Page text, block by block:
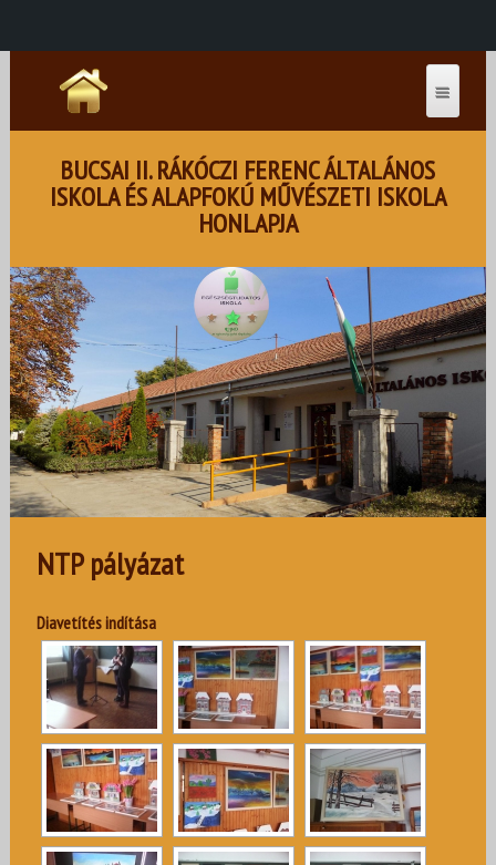
BUCSAI II. RÁKÓCZI FERENC ÁLTALÁNOS
ISKOLA ÉS ALAPFOKÚ MŰVÉSZETI ISKOLA
HONLAPJA
NTP pályázat
Diavetítés indítása